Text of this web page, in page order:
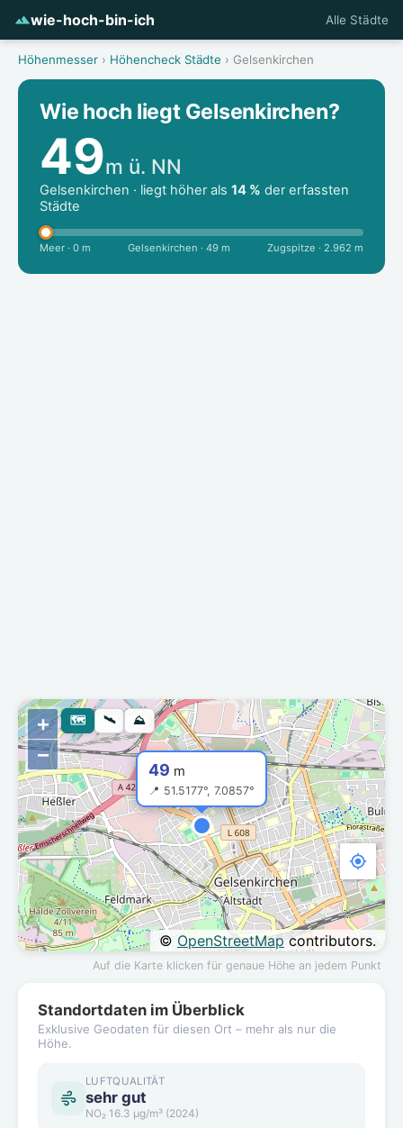
wie-hoch-bin-ich Alle Städte
Höhenmesser › Höhencheck Städte › Gelsenkirchen
Wie hoch liegt Gelsenkirchen?
49m ü. NN
Gelsenkirchen · liegt höher als 14 % der erfassten
Städte
Meer · 0 m Gelsenkirchen · 49 m Zugspitze · 2.962 m
49 m
📍 51.5177°, 7.0857°
+
−
©OpenStreetMapcontributors.
🗺 🛰 ⛰
Auf die Karte klicken für genaue Höhe an jedem Punkt
Standortdaten im Überblick
Exklusive Geodaten für diesen Ort – mehr als nur die
Höhe.
LUFTQUALITÄT
sehr gut
NO₂ 16.3 µg/m³ (2024)